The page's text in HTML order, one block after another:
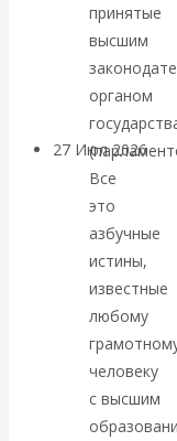
вчера и
27 Июл 2026
валютная
Валентин
«МЕТОД
принятые
высшим
органом
Все
это
азбучные
истины,
известные
любому
человеку
с высшим